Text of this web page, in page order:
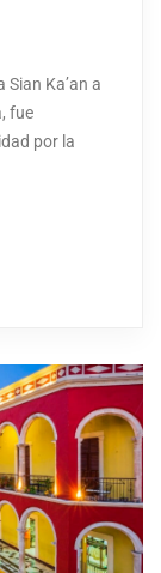
Ka’an a
fue
por la